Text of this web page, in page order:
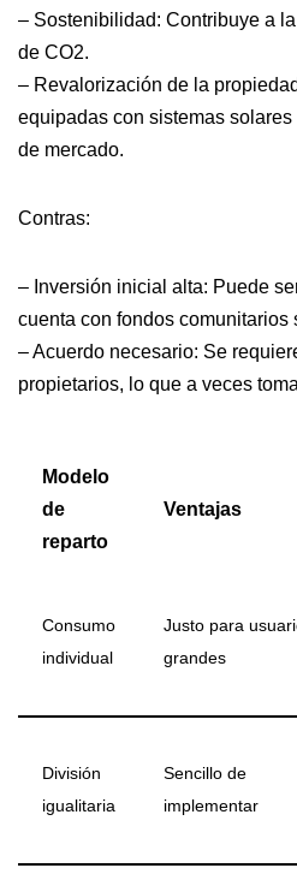
– Sostenibilidad: Contribuye a
de CO2.
– Revalorización de la
equipadas con sistemas
de mercado.
Contras:
– Inversión inicial alta: Puede
cuenta con fondos comunitarios
– Acuerdo necesario: Se
propietarios, lo que a veces
Modelo
de
reparto
Ventajas
Consumo
individual
Justo para
grandes
División
igualitaria
Sencillo de
implementar